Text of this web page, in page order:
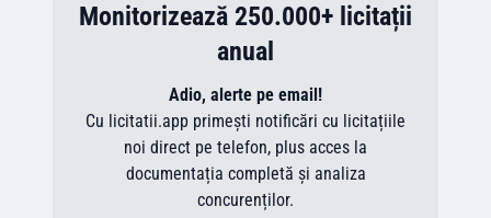
Monitorizează 250.000+ licitații
anual
Adio, alerte pe email!
Cu licitatii.app primești notificări cu licitațiile
noi direct pe telefon, plus acces la
documentația completă și analiza
concurenților.